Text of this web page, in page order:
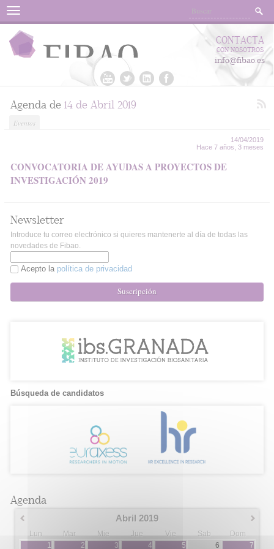
Menu
CONTACTA
CON NOSOTROS
info@fibao.es
Agenda de 14 de Abril 2019
Eventos
14/04/2019
Hace 7 años, 3 meses
CONVOCATORIA DE AYUDAS A PROYECTOS DE
INVESTIGACIÓN 2019
Newsletter
Introduce tu correo electrónico si quieres mantenerte al día de todas las
novedades de Fibao.
Acepto la política de privacidad
Suscripción
Búsqueda de candidatos
Agenda
Abril 2019
Lun Mar Mie Jue Vie Sab
Dom
1
2
3
4
5
6
7